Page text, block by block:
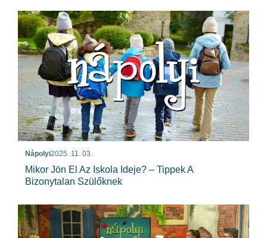
Nápolyi2025. 11. 03.
Mikor Jön El Az Iskola Ideje? – Tippek A
Bizonytalan Szülőknek